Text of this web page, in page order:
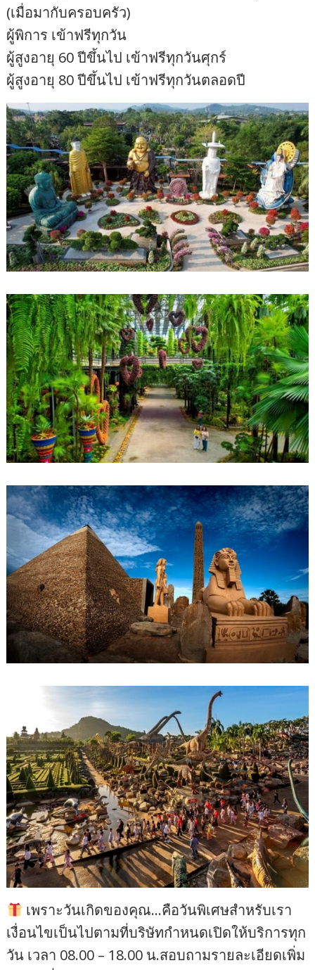
(เมื่อมากับครอบครัว)
ผู้พิการ เข้าฟรีทุกวัน
ผู้สูงอายุ 60 ปีขึ้นไป เข้าฟรีทุกวันศุกร์
ผู้สูงอายุ 80 ปีขึ้นไป เข้าฟรีทุกวันตลอดปี
เพราะวันเกิดของคุณ…คือวันพิเศษสำหรับเรา
เงื่อนไขเป็นไปตามที่บริษัทกำหนดเปิดให้บริการทุก
วัน เวลา 08.00 – 18.00 น.สอบถามรายละเอียดเพิ่ม